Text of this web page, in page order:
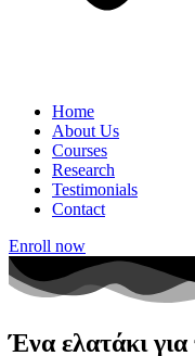
Home
About Us
Courses
Research
Testimonials
Contact
Enroll now
Ένα ελατάκι